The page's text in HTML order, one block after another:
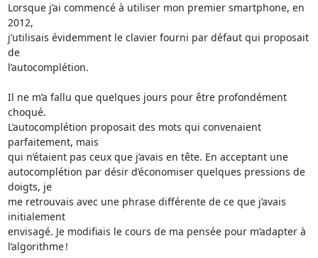
Lorsque j’ai commencé à utiliser mon premier smartphone, en
2012,
j’utilisais évidemment le clavier fourni par défaut qui proposait
de
l’autocomplétion.
Il ne m’a fallu que quelques jours pour être profondément
choqué.
L’autocomplétion proposait des mots qui convenaient
parfaitement, mais
qui n’étaient pas ceux que j’avais en tête. En acceptant une
autocomplétion par désir d’économiser quelques pressions de
doigts, je
me retrouvais avec une phrase différente de ce que j’avais
initialement
envisagé. Je modifiais le cours de ma pensée pour m’adapter à
l’algorithme !